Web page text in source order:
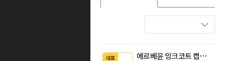
대표 에르베윤 밍크코트 캡소매 조끼 베스트 밍크어부바 숄 베스트 펄 팔로미노 펄베이지 렛아웃